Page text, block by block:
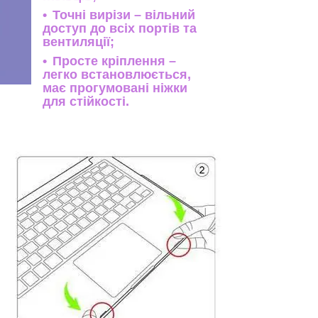
Точні вирізи – вільний
доступ до всіх портів та
вентиляції;
Просте кріплення –
легко встановлюється,
має прогумовані ніжки
для стійкості.